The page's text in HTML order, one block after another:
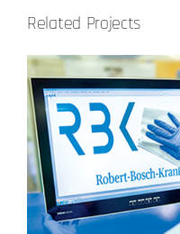
Related Projects